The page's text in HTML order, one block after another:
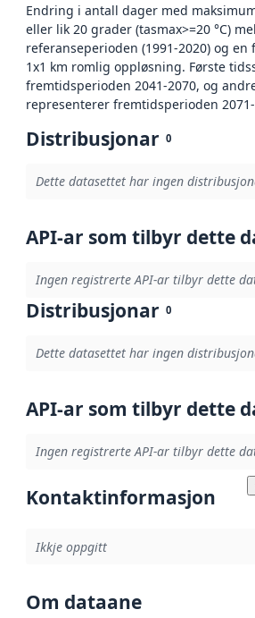
Endring i antall dager med
eller lik 20 grader (tasmax>=20 °C)
referanseperioden (1991-2020) og
1x1 km romlig oppløsning. Første
fremtidsperioden 2041-2070, og
representerer fremtidsperioden
Distribusjonar 0
Dette datasettet har ingen
API-ar som tilbyr dette
Ingen registrerte API-ar tilbyr dette
Distribusjonar 0
Dette datasettet har ingen
API-ar som tilbyr dette
Ingen registrerte API-ar tilbyr dette
Kontaktinformasjon
Ikkje oppgitt
Om dataane